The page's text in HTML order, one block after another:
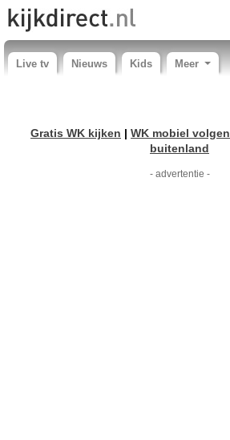
Live tv Nieuws Kids Meer
Gratis WK kijken | WK mobiel volgen
buitenland
- advertentie -